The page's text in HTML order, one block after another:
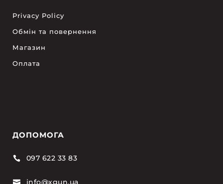
Privacy Policy
Обмін та повернення
Магазин
Оплата
ДОПОМОГА
 097 622 33 83
 info@xgun.ua